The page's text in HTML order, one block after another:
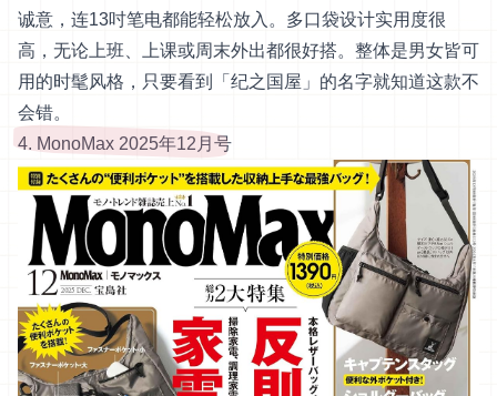
诚意，连13吋笔电都能轻松放入。多口袋设计实用度很
高，无论上班、上课或周末外出都很好搭。整体是男女皆可
用的时髦风格，只要看到「纪之国屋」的名字就知道这款不
会错。
4. MonoMax 2025年12月号